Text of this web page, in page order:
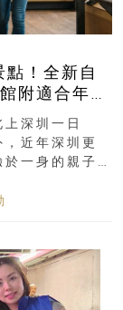
！全新自
附適合年
深圳一日
近年深圳更
一身的親子